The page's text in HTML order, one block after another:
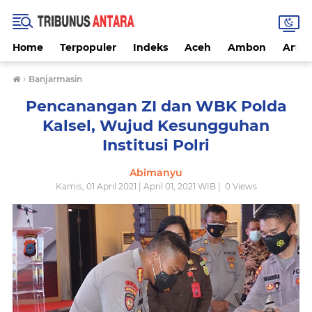
Home Terpopuler Indeks Aceh Ambon
› Banjarmasin
Pencanangan ZI dan WBK Polda
Kalsel, Wujud Kesungguhan
Institusi Polri
Abimanyu
Kamis, 01 April 2021 | April 01, 2021 WIB | 0Views